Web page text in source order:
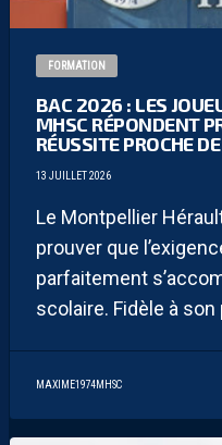
FORMATION
BAC 2026 : LES
MHSC RÉPONDENT
RÉUSSITE PROCHE
13 JUILLET 2026
Le Montpellier
prouver que
parfaitement
scolaire. Fidèle à
MAXIME1974MHSC